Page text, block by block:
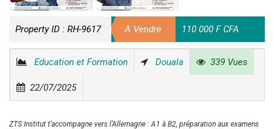
Property ID : RH-9617 A Vendre 110 000 F CFA
Education et Formation Douala 339 Vues
22/07/2025
ZTS Institut t’accompagne vers l’Allemagne : A1 à B2, préparation aux examens